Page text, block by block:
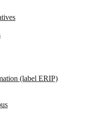
(label ERIP)